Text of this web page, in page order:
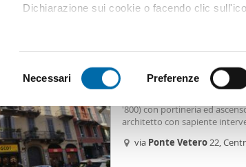
Dichiarazione sui cookie o facendo clic
Identificare il tuo dispositivo,
(impronte digitali).
Approfondisci come vengono elaborati i tuoi
dettagli. Puoi modificare o ritirare il tuo
Utilizziamo i cookie per personalizzare
e
e
z
i
Necessari Preferenze
Appartamento arredato
'800) con portineria ed
architetto con sapiente
balcone su viaPonte Vetero,
via Ponte Vetero22,